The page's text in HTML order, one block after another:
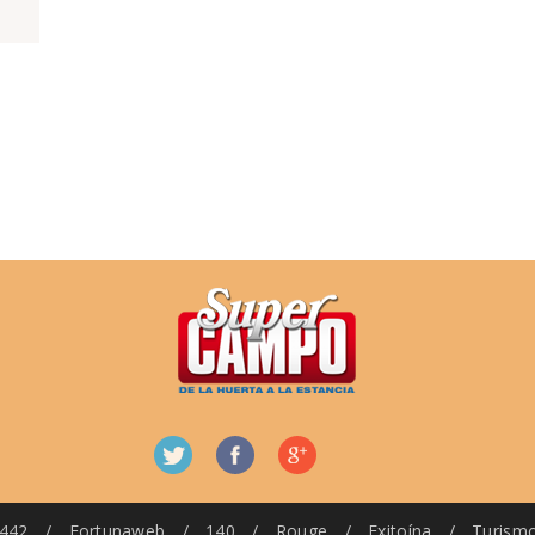
442 / Fortunaweb / 140 / Rouge / Exitoína /